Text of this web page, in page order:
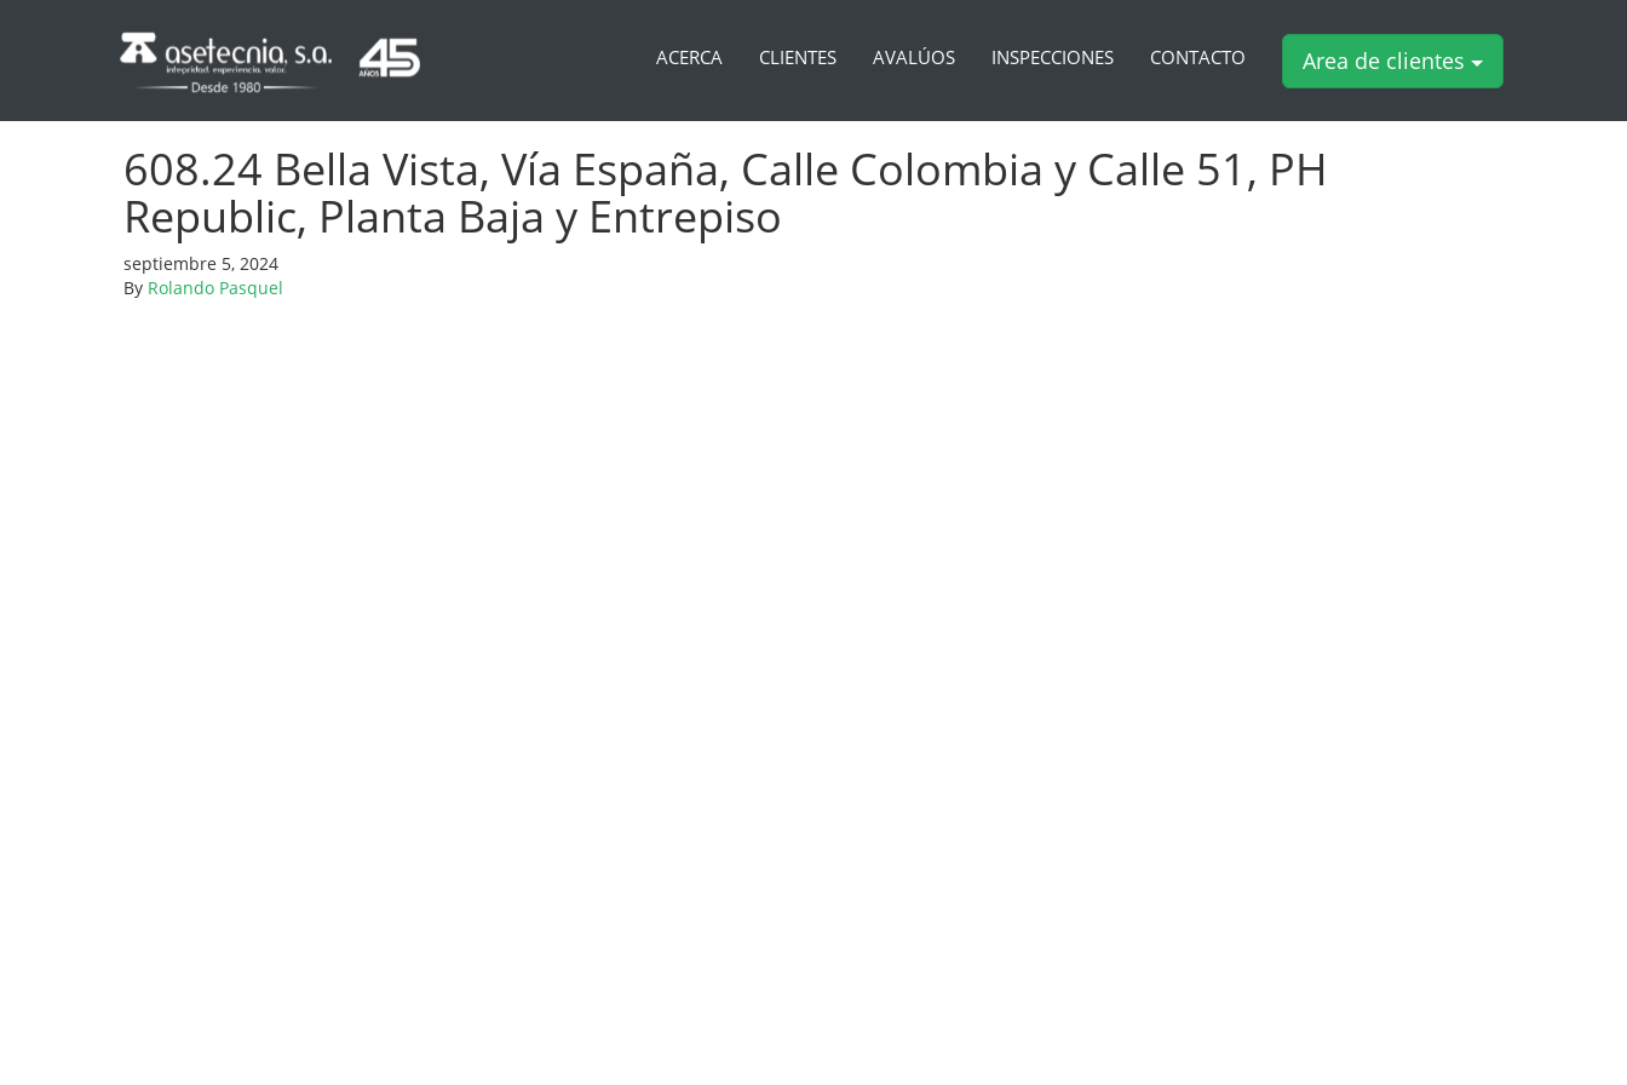
ACERCA CLIENTES AVALÚOS INSPECCIONES CONTACTO Area de clientes
608.24 Bella Vista, Vía España, Calle Colombia y Calle 51, PH
Republic, Planta Baja y Entrepiso
septiembre 5, 2024
By Rolando Pasquel